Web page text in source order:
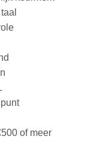
of meer